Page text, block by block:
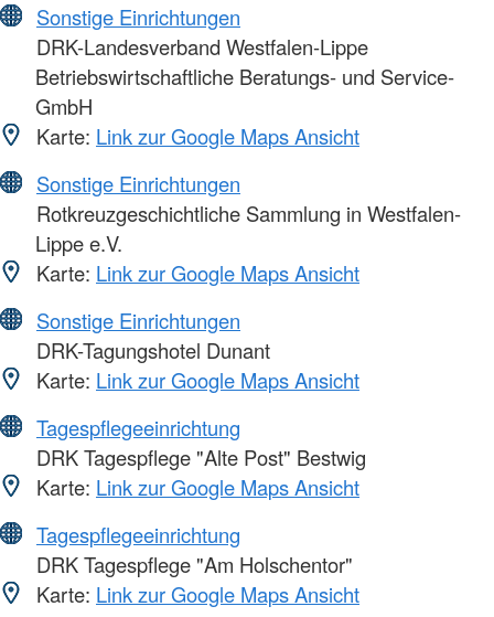
Sonstige Einrichtungen
DRK-Landesverband Westfalen-Lippe
Betriebswirtschaftliche Beratungs- und Service-
GmbH
Karte: Link zur Google Maps Ansicht
Sonstige Einrichtungen
Rotkreuzgeschichtliche Sammlung in Westfalen-
Lippe e.V.
Karte: Link zur Google Maps Ansicht
Sonstige Einrichtungen
DRK-Tagungshotel Dunant
Karte: Link zur Google Maps Ansicht
Tagespflegeeinrichtung
DRK Tagespflege "Alte Post" Bestwig
Karte: Link zur Google Maps Ansicht
Tagespflegeeinrichtung
DRK Tagespflege "Am Holschentor"
Karte: Link zur Google Maps Ansicht